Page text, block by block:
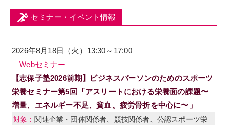
セミナー・イベント情報
2026年8月18日（火）13:30～17:00
Webセミナー
【志保子塾2026前期】ビジネスパーソンのためのスポーツ
栄養セミナー第5回「アスリートにおける栄養面の課題〜
増量、エネルギー不足、貧血、疲労骨折を中心に〜」
関連企業・団体関係者、競技関係者、公認スポーツ栄